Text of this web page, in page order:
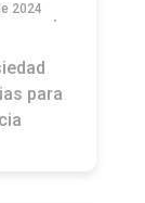
2024
para